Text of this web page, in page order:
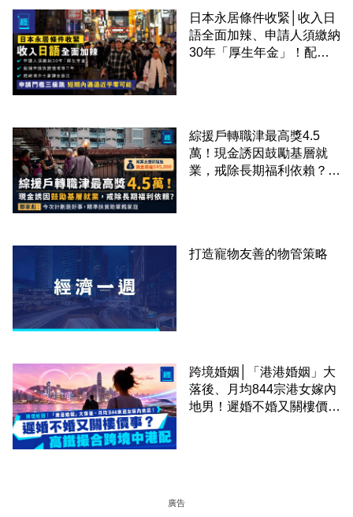
日本永居條件收緊│收入日
語全面加辣、申請人須繳納
30年「厚生年金」！配偶
綜援戶轉職津最高獎4.5
萬！現金誘因鼓勵基層就
業，戒除長期福利依賴？鄧
打造寵物友善的物管策略
跨境婚姻│「港港婚姻」大
落後、月均844宗港女嫁內
地男！遲婚不婚又關樓價
廣告